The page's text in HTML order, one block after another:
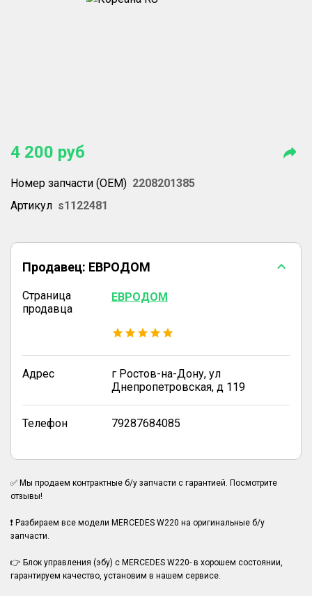
4 200 руб
Номер запчасти (OEM) 2208201385
Артикул s1122481
Продавец: ЕВРОДОМ
Страница
продавца
ЕВРОДОМ
Адрес
г Ростов-на-Дону, ул
Днепропетровская, д 119
Телефон 79287684085
✅ Мы продаем контрактные б/у запчасти с гарантией. Посмотрите
отзывы!
❗ Разбираем все модели MERCEDES W220 на оригинальные б/у
запчасти.
👉 Блок управления (эбу) с MERCEDES W220- в хорошем состоянии,
гарантируем качество, установим в нашем сервисе.